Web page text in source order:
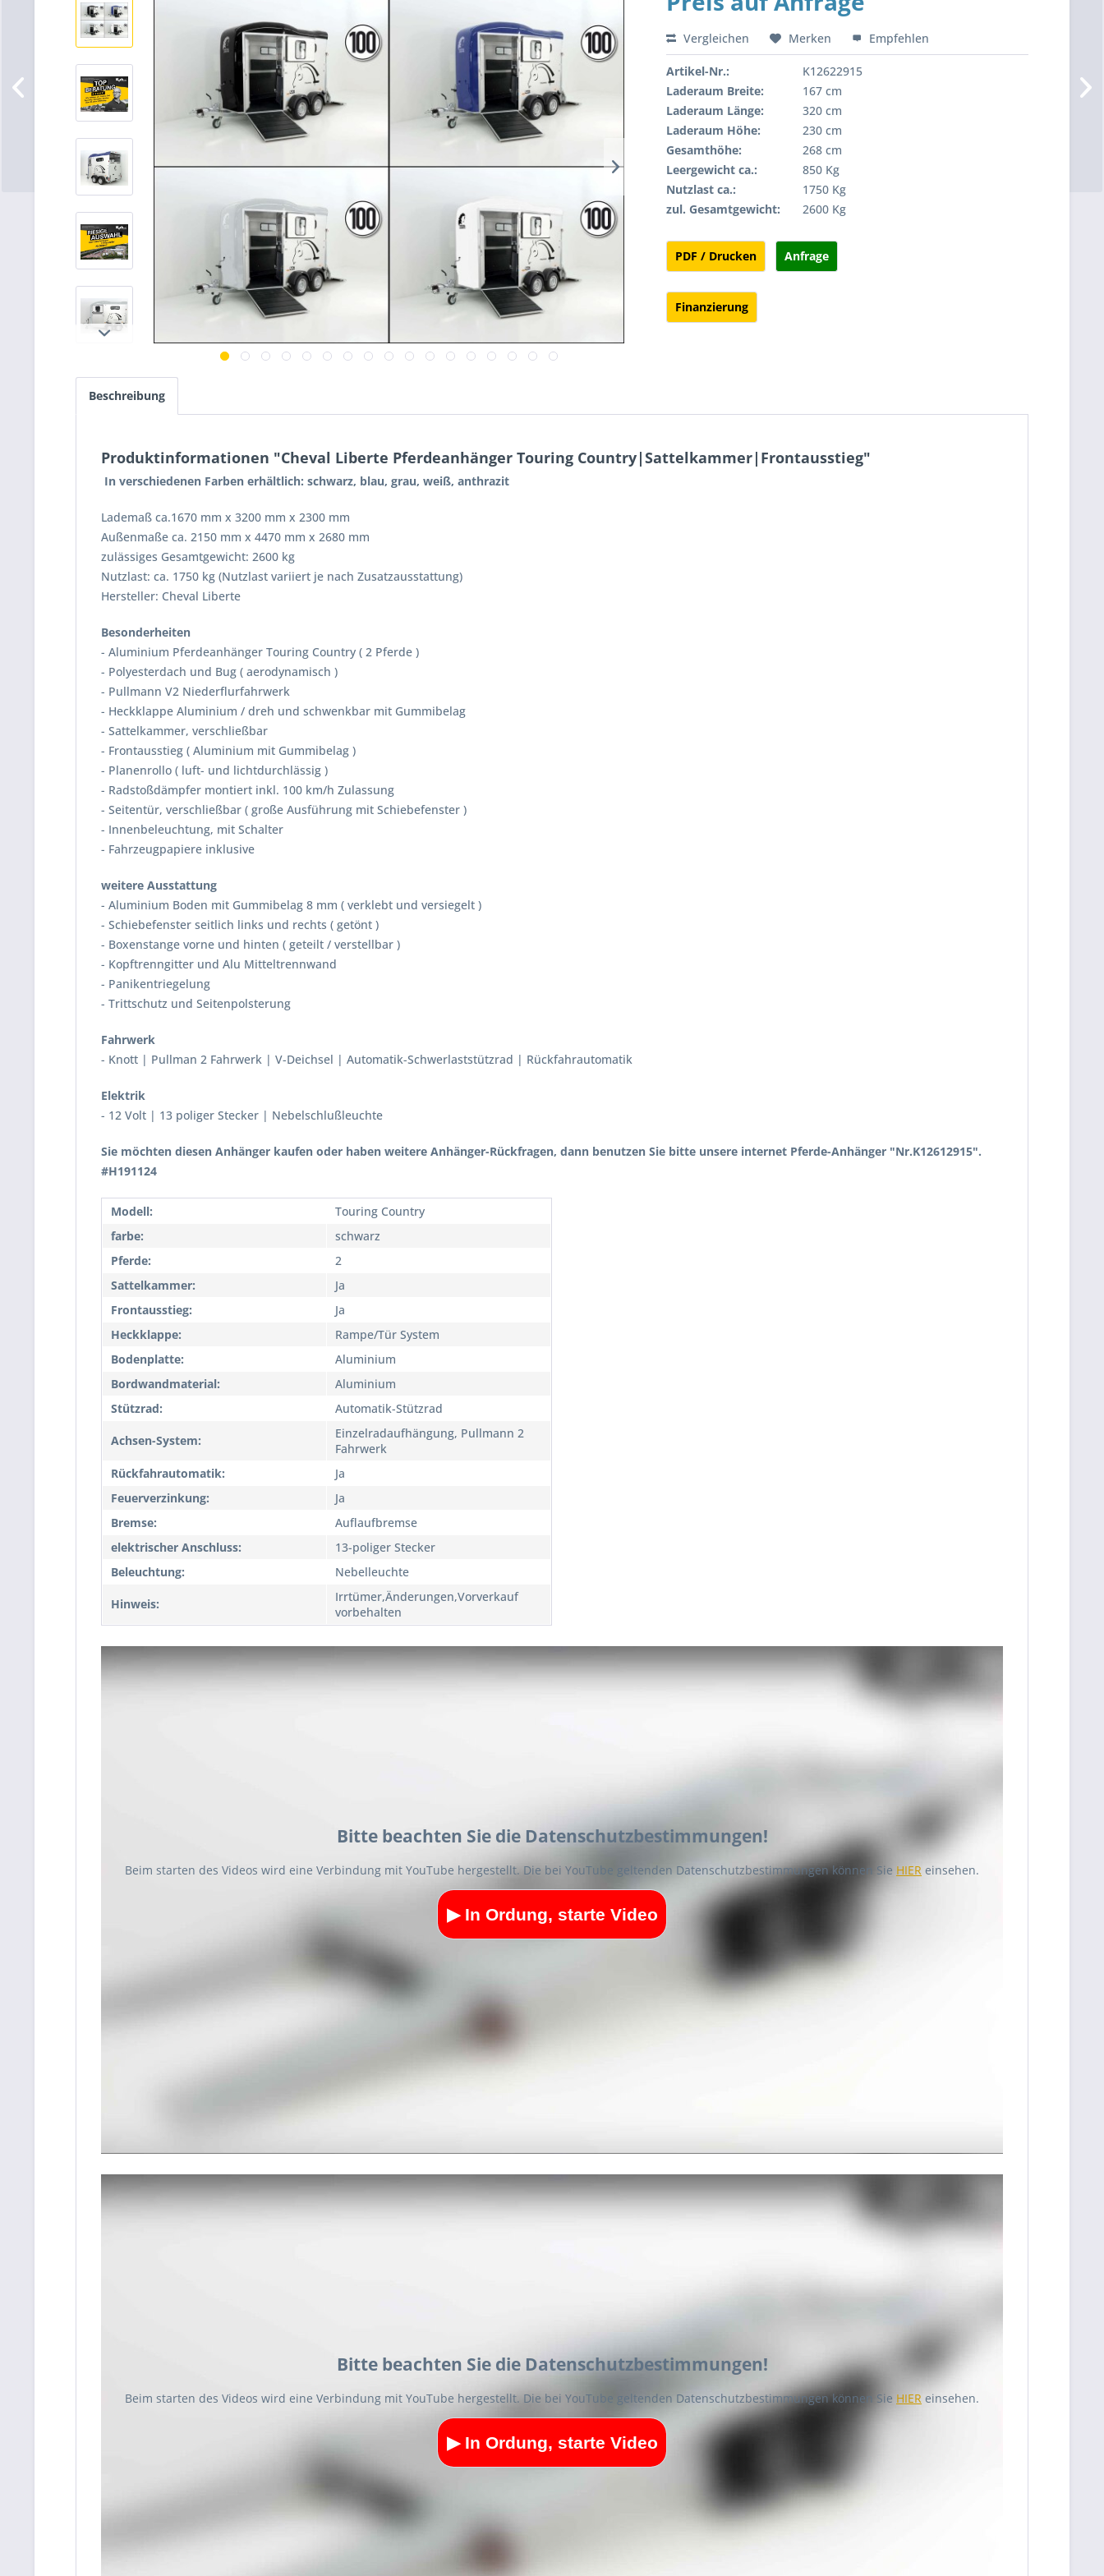
Vergleichen Merken Empfehlen
Artikel-Nr.:
K12622915
Laderaum Breite:
167 cm
Laderaum Länge:
320 cm
Laderaum Höhe:
230 cm
Gesamthöhe:
268 cm
Leergewicht ca.:
850 Kg
Nutzlast ca.:
1750 Kg
zul. Gesamtgewicht:
2600 Kg
PDF / Drucken Anfrage
Finanzierung
Beschreibung
Produktinformationen "Cheval Liberte Pferdeanhänger Touring Country|Sattelkammer|Frontausstieg"
In verschiedenen Farben erhältlich: schwarz, blau, grau, weiß, anthrazit
Lademaß ca.1670 mm x 3200 mm x 2300 mm
Außenmaße ca. 2150 mm x 4470 mm x 2680 mm
zulässiges Gesamtgewicht: 2600 kg
Nutzlast: ca. 1750 kg (Nutzlast variiert je nach Zusatzausstattung)
Hersteller: Cheval Liberte
Besonderheiten
- Aluminium Pferdeanhänger Touring Country ( 2 Pferde )
- Polyesterdach und Bug ( aerodynamisch )
- Pullmann V2 Niederflurfahrwerk
- Heckklappe Aluminium / dreh und schwenkbar mit Gummibelag
- Sattelkammer, verschließbar
- Frontausstieg ( Aluminium mit Gummibelag )
- Planenrollo ( luft- und lichtdurchlässig )
- Radstoßdämpfer montiert inkl. 100 km/h Zulassung
- Seitentür, verschließbar ( große Ausführung mit Schiebefenster )
- Innenbeleuchtung, mit Schalter
- Fahrzeugpapiere inklusive
weitere Ausstattung
- Aluminium Boden mit Gummibelag 8 mm ( verklebt und versiegelt )
- Schiebefenster seitlich links und rechts ( getönt )
- Boxenstange vorne und hinten ( geteilt / verstellbar )
- Kopftrenngitter und Alu Mitteltrennwand
- Panikentriegelung
- Trittschutz und Seitenpolsterung
Fahrwerk
- Knott | Pullman 2 Fahrwerk | V-Deichsel | Automatik-Schwerlaststützrad | Rückfahrautomatik
Elektrik
- 12 Volt | 13 poliger Stecker | Nebelschlußleuchte
Sie möchten diesen Anhänger kaufen oder haben weitere Anhänger-Rückfragen, dann benutzen Sie bitte unsere internet Pferde-Anhänger "Nr.K12612915".
#H191124
Modell:
Touring Country
farbe:
schwarz
Pferde:
2
Sattelkammer:
Ja
Frontausstieg:
Ja
Heckklappe:
Rampe/Tür System
Bodenplatte:
Aluminium
Bordwandmaterial:
Aluminium
Stützrad:
Automatik-Stützrad
Achsen-System:
Einzelradaufhängung, Pullmann 2
Fahrwerk
Rückfahrautomatik:
Ja
Feuerverzinkung:
Ja
Bremse:
Auflaufbremse
elektrischer Anschluss:
13-poliger Stecker
Beleuchtung:
Nebelleuchte
Hinweis:
Irrtümer,Änderungen,Vorverkauf
vorbehalten